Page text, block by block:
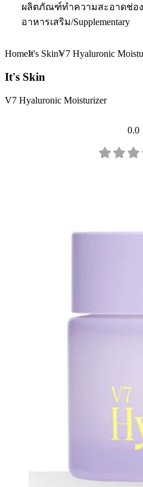
ผลิตภัณฑ์ทำความสะอาดช่อ
อาหารเสริม/Supplementary
HomeIt's SkinV7 Hyaluronic
It's Skin
V7 Hyaluronic Moisturizer
0.0